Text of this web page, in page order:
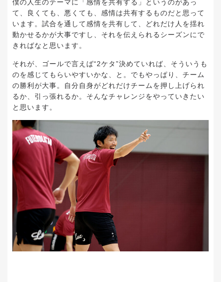
僕の人生のテーマに「感情を共有する」というのがあっ
て、良くても、悪くても、感情は共有するものだと思って
います。試合を通して感情を共有して、どれだけ人を揺れ
動かせるかが大事ですし、それを伝えられるシーズンにで
きればなと思います。
それが、ゴールで言えば“2ケタ”決めていれば、そういうも
のを感じてもらいやすいかな、と。でもやっぱり、チーム
の勝利が大事。自分自身がどれだけチームを押し上げられ
るか、引っ張れるか。そんなチャレンジをやっていきたい
と思います。